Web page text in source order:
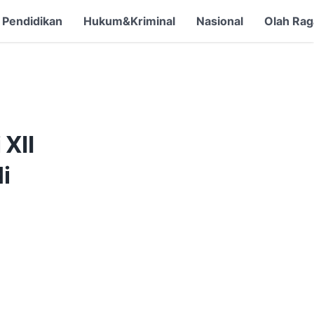
Pendidikan Hukum&Kriminal Nasional Olah